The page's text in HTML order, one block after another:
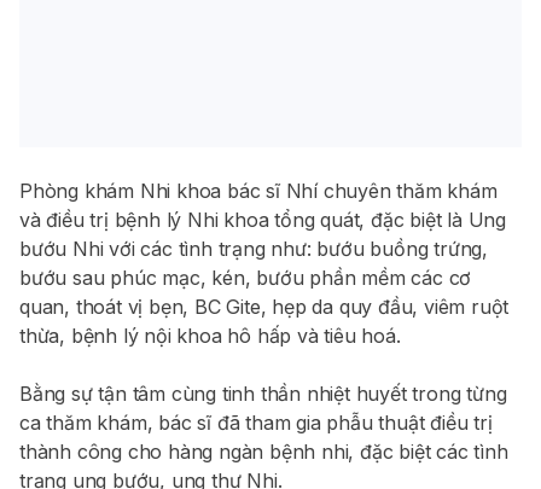
Phòng khám Nhi khoa bác sĩ Nhí chuyên thăm khám
và điều trị bệnh lý Nhi khoa tổng quát, đặc biệt là Ung
bướu Nhi với các tình trạng như: bướu buồng trứng,
bướu sau phúc mạc, kén, bướu phần mềm các cơ
quan, thoát vị bẹn, BC Gite, hẹp da quy đầu, viêm ruột
thừa, bệnh lý nội khoa hô hấp và tiêu hoá.
Bằng sự tận tâm cùng tinh thần nhiệt huyết trong từng
ca thăm khám, bác sĩ đã tham gia phẫu thuật điều trị
thành công cho hàng ngàn bệnh nhi, đặc biệt các tình
trạng ung bướu, ung thư Nhi.